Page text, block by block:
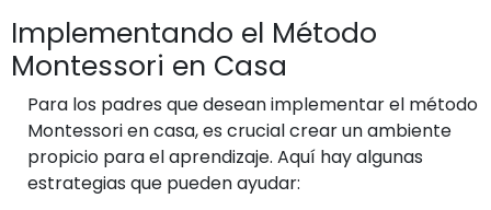
Implementando el Método
Montessori en Casa
Para los padres que desean implementar el método
Montessori en casa, es crucial crear un ambiente
propicio para el aprendizaje. Aquí hay algunas
estrategias que pueden ayudar: